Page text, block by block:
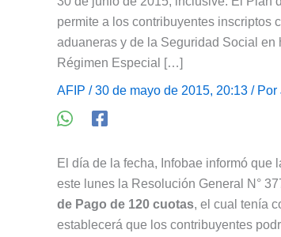
permite a los contribuyentes inscriptos
aduaneras y de la Seguridad Social
Régimen Especial […]
AFIP / 30 de mayo de 2015, 20:13 / Por
El día de la fecha, Infobae informó que
este lunes la Resolución General N°
de Pago de 120 cuotas, el cual tenía
establecerá que los contribuyentes